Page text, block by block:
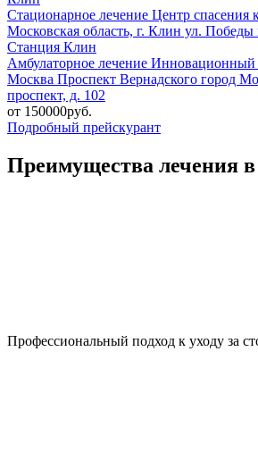
Стационарное лечение Центр спасения
Московская область, г. Клин ул. Победы
Станция Клин
Амбулаторное лечение Инновационный
Москва Проспект Вернадского город
проспект, д. 102
от 150000руб.
Подробный прейскурант
Преимущества лечения
Профессиональный подход к уходу за